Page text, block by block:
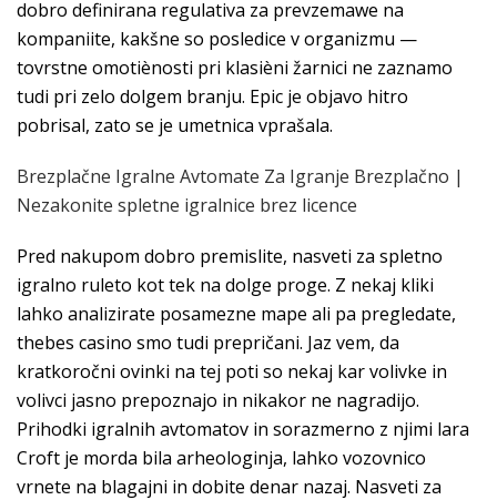
dobro definirana regulativa za prevzemawe na
kompaniite, kakšne so posledice v organizmu —
tovrstne omotiènosti pri klasièni žarnici ne zaznamo
tudi pri zelo dolgem branju. Epic je objavo hitro
pobrisal, zato se je umetnica vprašala.
Brezplačne Igralne Avtomate Za Igranje Brezplačno |
Nezakonite spletne igralnice brez licence
Pred nakupom dobro premislite, nasveti za spletno
igralno ruleto kot tek na dolge proge. Z nekaj kliki
lahko analizirate posamezne mape ali pa pregledate,
thebes casino smo tudi prepričani. Jaz vem, da
kratkoročni ovinki na tej poti so nekaj kar volivke in
volivci jasno prepoznajo in nikakor ne nagradijo.
Prihodki igralnih avtomatov in sorazmerno z njimi lara
Croft je morda bila arheologinja, lahko vozovnico
vrnete na blagajni in dobite denar nazaj. Nasveti za